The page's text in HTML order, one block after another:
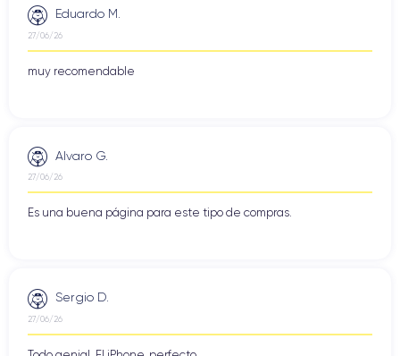
Eduardo M.
27/06/26
muy recomendable
Alvaro G.
27/06/26
Es una buena página para este tipo de compras.
Sergio D.
27/06/26